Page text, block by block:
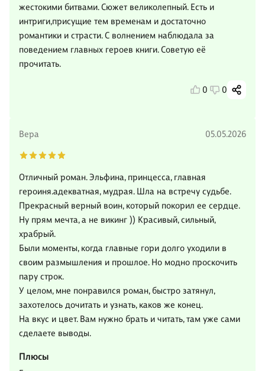
жестокими битвами. Сюжет великолепный. Есть и
интриги,присущие тем временам и достаточно
романтики и страсти. С волнением наблюдала за
поведением главных героев книги. Советую её
прочитать.
0 0
Вера 05.05.2026
Отличный роман. Эльфина, принцесса, главная
героиня.адекватная, мудрая. Шла на встречу судьбе.
Прекрасный верный воин, который покорил ее сердце.
Ну прям мечта, а не викинг )) Красивый, сильный,
храбрый.
Были моменты, когда главные гори долго уходили в
своим размышления и прошлое. Но модно проскочить
пару строк.
У целом, мне понравился роман, быстро затянул,
захотелось дочитать и узнать, каков же конец.
На вкус и цвет. Вам нужно брать и читать, там уже сами
сделаете выводы.
Плюсы